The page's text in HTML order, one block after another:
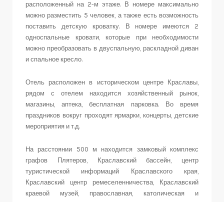
расположенный на 2-м этаже. В номере максимально
можно разместить 5 человек, а также есть возможность
поставить детскую кроватку. В номере имеются 2
односпальные кровати, которые при необходимости
можно преобразовать в двуспальную, раскладной диван
и спальное кресло.
Отель расположен в историческом центре Краславы,
рядом с отелем находится хозяйственный рынок,
магазины, аптека, бесплатная парковка. Во время
праздников вокруг проходят ярмарки, концерты, детские
мероприятия и т.д.
На расстоянии 500 м находится замковый комплекс
графов Плятеров, Краславский бассейн, центр
туристической информаций Краславского края,
Краславский центр ремеселенничества, Краславский
краевой музей, православная, католическая и